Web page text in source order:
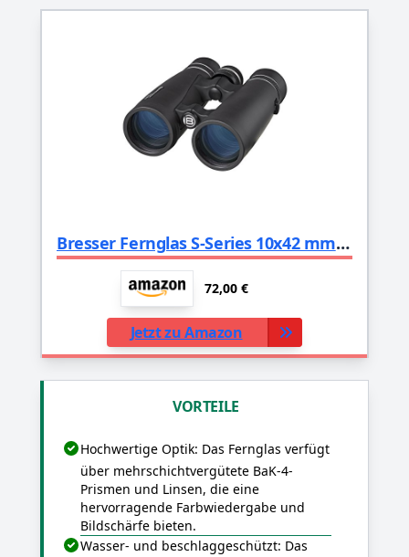
Bresser Fernglas S-Series 10x42 mm mit Mehrschichtvergütung, BK-7 Glasmaterial, LE-Okularen für Brillenträger, vollständiger Gummierung und offener Brücke, schwarz
72,00 €
Jetzt zu Amazon
VORTEILE
Hochwertige Optik: Das Fernglas verfügt
über mehrschichtvergütete BaK-4-
Prismen und Linsen, die eine
hervorragende Farbwiedergabe und
Bildschärfe bieten.
Wasser- und beschlaggeschützt: Das